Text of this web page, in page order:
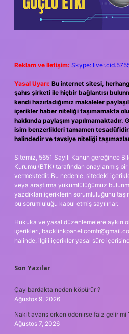
Reklam ve İletişim: Skype:
Yasal Uyarı: Bu internet sitesi,
şahıs şirketi ile hiçbir bağlantısı
kendi hazırladığımız makaleler
içerikler haber niteliği taşımamakta
hakkında paylaşım yapılmamaktadır.
isim benzerlikleri tamamen
halindedir ve tavsiye niteliği
Sitemiz, 5651 Sayılı Kanun gereğince
Kurumu (BTK) tarafından onaylanmış
vermektedir. Bu nedenle, sitedeki
veya araştırma yükümlülüğümüz
yazdıkları içeriklerin sorumluluğunu
bu sorumluluğu kabul etmiş sayılırlar.
Hukuka ve yasal düzenlemelere aykırı
içerikleri,
halinde, ilgili içerikler yasal süre
Son Yazılar
Çay bardakta neden köpürür ?
Ağustos 9, 2026
Nakit avans erken ödenirse faiz gelir mi
Ağustos 7, 2026